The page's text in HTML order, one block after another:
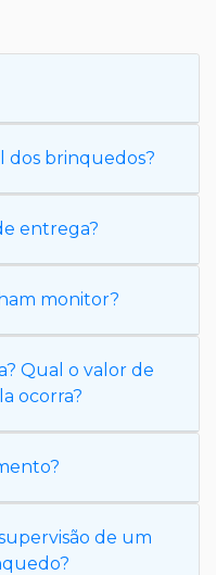
brinquedos?
entrega?
monitor?
Qual o valor de
ocorra?
de um